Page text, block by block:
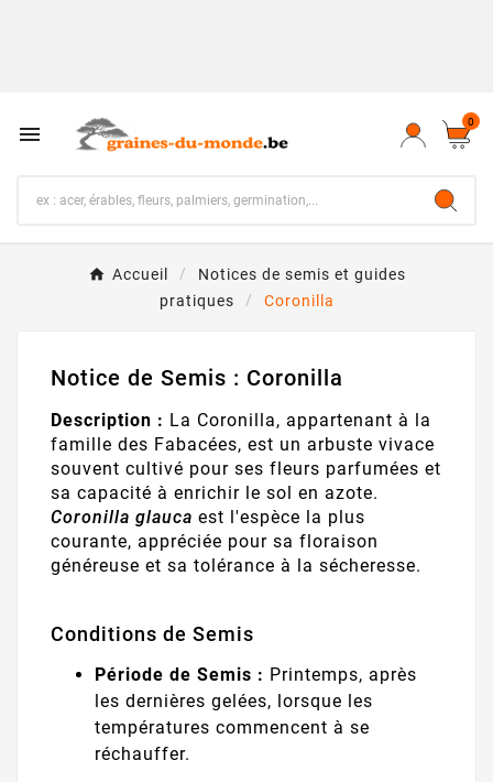
 0
Accueil
Notices de semis et guides
pratiques
Coronilla
Notice de Semis : Coronilla
Description : La Coronilla, appartenant à la
famille des Fabacées, est un arbuste vivace
souvent cultivé pour ses fleurs parfumées et
sa capacité à enrichir le sol en azote.
Coronilla glauca est l'espèce la plus
courante, appréciée pour sa floraison
généreuse et sa tolérance à la sécheresse.
Conditions de Semis
Période de Semis : Printemps, après
les dernières gelées, lorsque les
températures commencent à se
réchauffer.